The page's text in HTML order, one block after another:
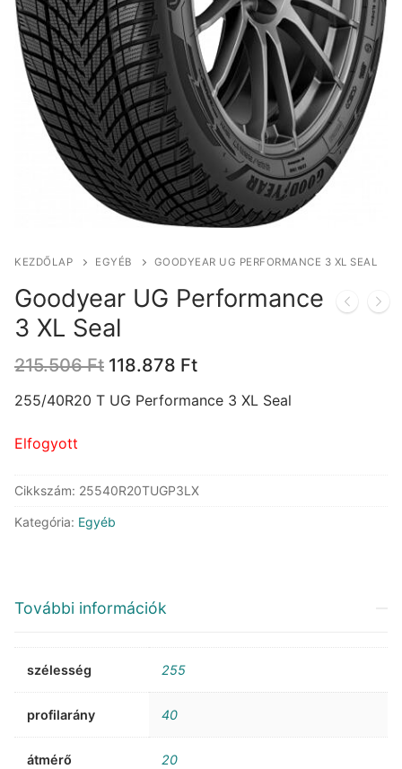
KEZDŐLAP EGYÉB GOODYEAR UG PERFORMANCE 3 XL SEAL
Goodyear UG Performance
3 XL Seal
215.506Ft Original
was:
118.878 FtCurrent
is:
255/40R20 T UG Performance 3 XL Seal
Elfogyott
Cikkszám: 25540R20TUGP3LX
Kategória: Egyéb
További információk
szélesség 255
profilarány 40
átmérő 20